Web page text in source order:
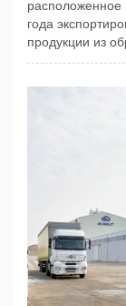
расположенное
года
продукции из